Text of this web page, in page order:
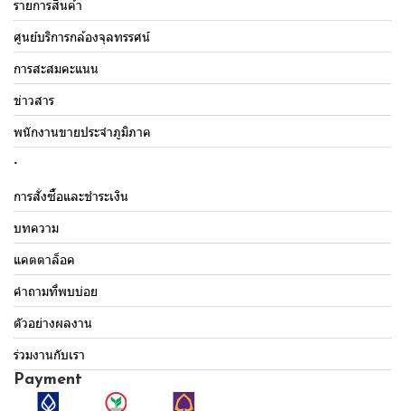
รายการสินค้า
ศูนย์บริการกล้องจุลทรรศน์
การสะสมคะแนน
ข่าวสาร
พนักงานขายประจำภูมิภาค
.
การสั่งซื้อและชำระเงิน
บทความ
แคตตาล็อค
คำถามที่พบบ่อย
ตัวอย่างผลงาน
ร่วมงานกับเรา
Payment